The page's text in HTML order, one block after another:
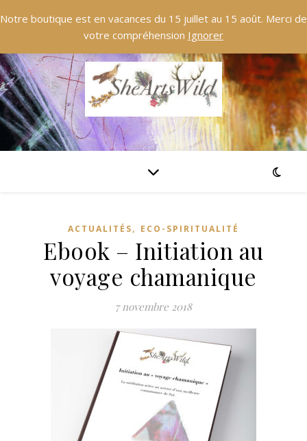
Notre boutique est en vacances du 15 juillet au 15 août. Merci de
votre compréhension Ignorer
ACTUALITÉS, ECO-SPIRITUALITÉ
Ebook – Initiation au
voyage chamanique
7 novembre 2018